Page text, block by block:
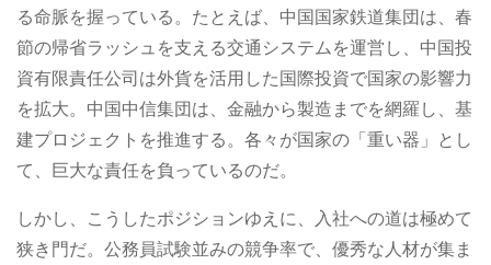
る命脈を握っている。たとえば、中国国家鉄道集団は、春
節の帰省ラッシュを支える交通システムを運営し、中国投
資有限責任公司は外貨を活用した国際投資で国家の影響力
を拡大。中国中信集団は、金融から製造までを網羅し、基
建プロジェクトを推進する。各々が国家の「重い器」とし
て、巨大な責任を負っているのだ。
しかし、こうしたポジションゆえに、入社への道は極めて
狭き門だ。公務員試験並みの競争率で、優秀な人材が集ま